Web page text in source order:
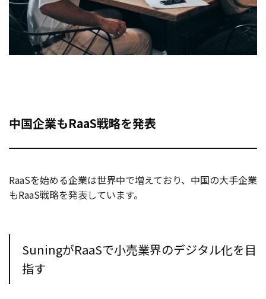
中国企業もRaaS戦略を発表
RaaSを始める企業は世界中で増えており、中国の大手企業
もRaaS戦略を発表しています。
SuningがRaaSで小売業界のデジタル化を目
指す